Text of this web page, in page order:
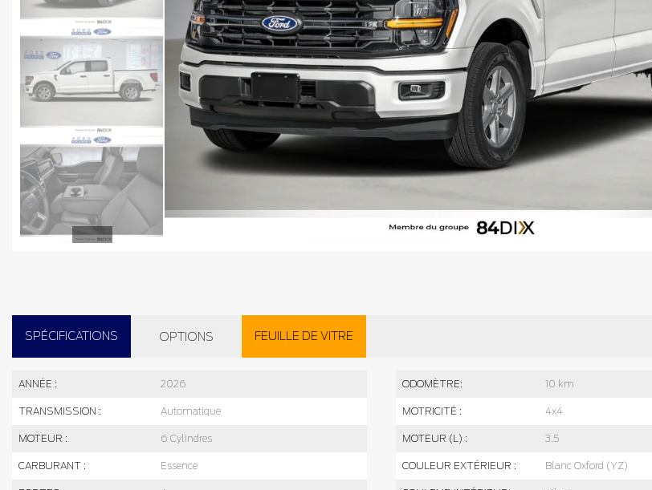
SPÉCIFICATIONS OPTIONS FEUILLE DE VITRE
ANNÉE : 2026 ODOMÈTRE: 10 km
TRANSMISSION : Automatique MOTRICITÉ : 4x4
MOTEUR : 6 Cylindres MOTEUR (L) : 3.5
CARBURANT : Essence COULEUR EXTÉRIEUR : Blanc Oxford (YZ)